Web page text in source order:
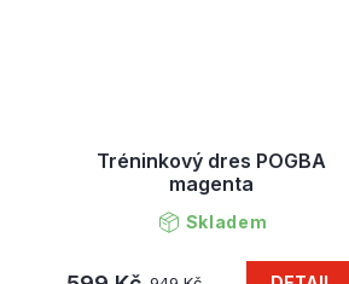
Tréninkový dres POGBA
magenta
Skladem